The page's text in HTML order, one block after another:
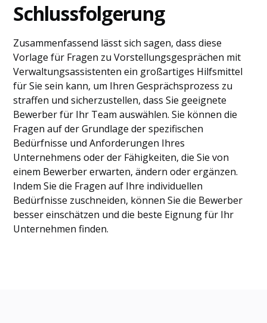
Schlussfolgerung
Zusammenfassend lässt sich sagen, dass diese
Vorlage für Fragen zu Vorstellungsgesprächen mit
Verwaltungsassistenten ein großartiges Hilfsmittel
für Sie sein kann, um Ihren Gesprächsprozess zu
straffen und sicherzustellen, dass Sie geeignete
Bewerber für Ihr Team auswählen. Sie können die
Fragen auf der Grundlage der spezifischen
Bedürfnisse und Anforderungen Ihres
Unternehmens oder der Fähigkeiten, die Sie von
einem Bewerber erwarten, ändern oder ergänzen.
Indem Sie die Fragen auf Ihre individuellen
Bedürfnisse zuschneiden, können Sie die Bewerber
besser einschätzen und die beste Eignung für Ihr
Unternehmen finden.